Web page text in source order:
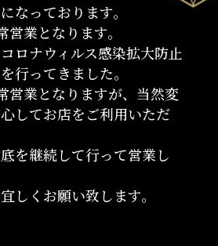
なっております。
業となります。
ロナウィルス感染拡大防止
行ってきました。
営業となりますが、当然変
してお店をご利用いただ
を継続して行って営業し
しくお願い致します。